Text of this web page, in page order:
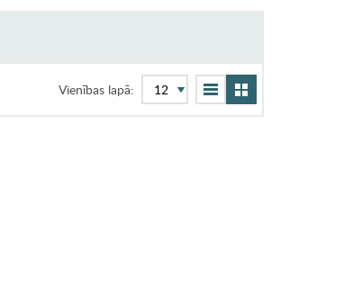
Vienības lapā: